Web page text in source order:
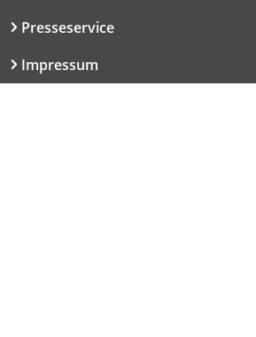
Presseservice
Impressum